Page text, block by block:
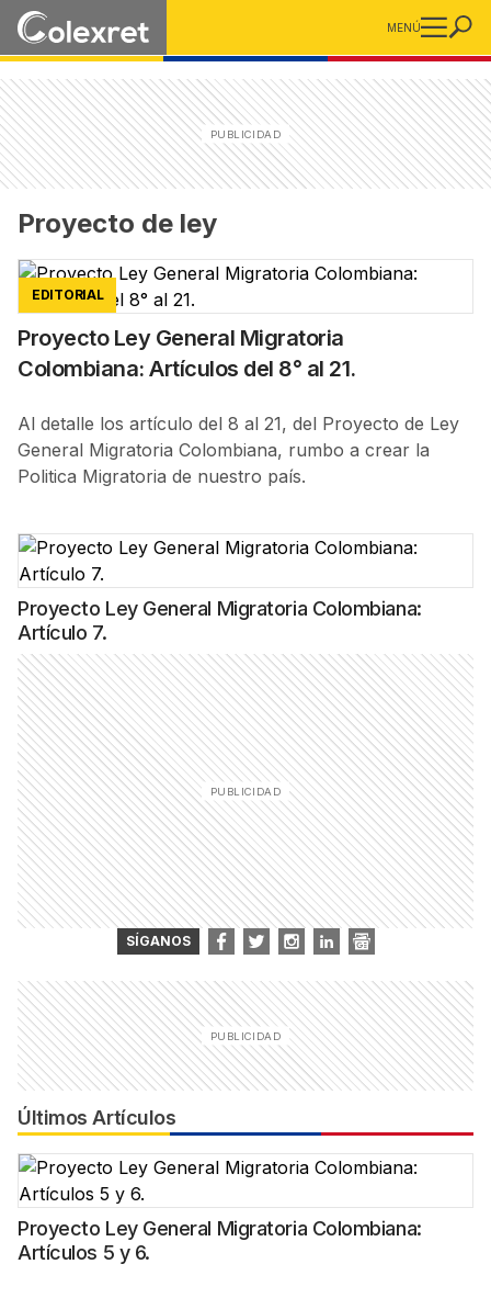
MENÚ
Proyecto de ley
EDITORIAL
Proyecto Ley General Migratoria
Colombiana: Artículos del 8° al 21.
Al detalle los artículo del 8 al 21, del Proyecto de Ley
General Migratoria Colombiana, rumbo a crear la
Politica Migratoria de nuestro país.
Proyecto Ley General Migratoria Colombiana:
Artículo 7.
SÍGANOS
Últimos Artículos
Proyecto Ley General Migratoria Colombiana:
Artículos 5 y 6.